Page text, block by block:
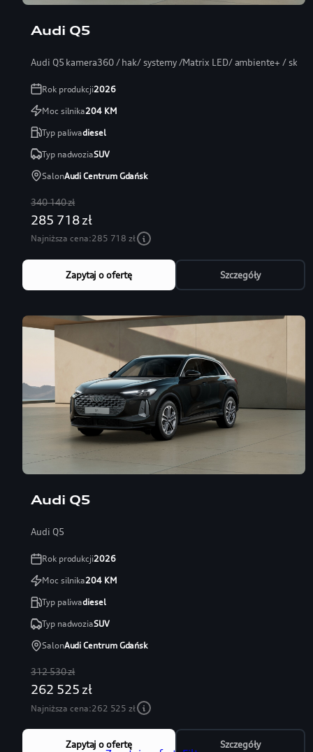
Audi Q5
Audi Q5 kamera360 / hak/ systemy /Matrix LED/ ambiente+ / skóra
Rok produkcji2026
Moc silnika204KM
Typ paliwadiesel
Typ nadwoziaSUV
SalonAudi Centrum Gdańsk
340 140 zł
285 718 zł
Najniższa cena:285 718 zł
Zapytaj o ofertę Szczegóły
Audi Q5
Audi Q5
Rok produkcji2026
Moc silnika204KM
Typ paliwadiesel
Typ nadwoziaSUV
SalonAudi Centrum Gdańsk
312 530 zł
262 525 zł
Najniższa cena:262 525 zł
Zapytaj o ofertę Szczegóły